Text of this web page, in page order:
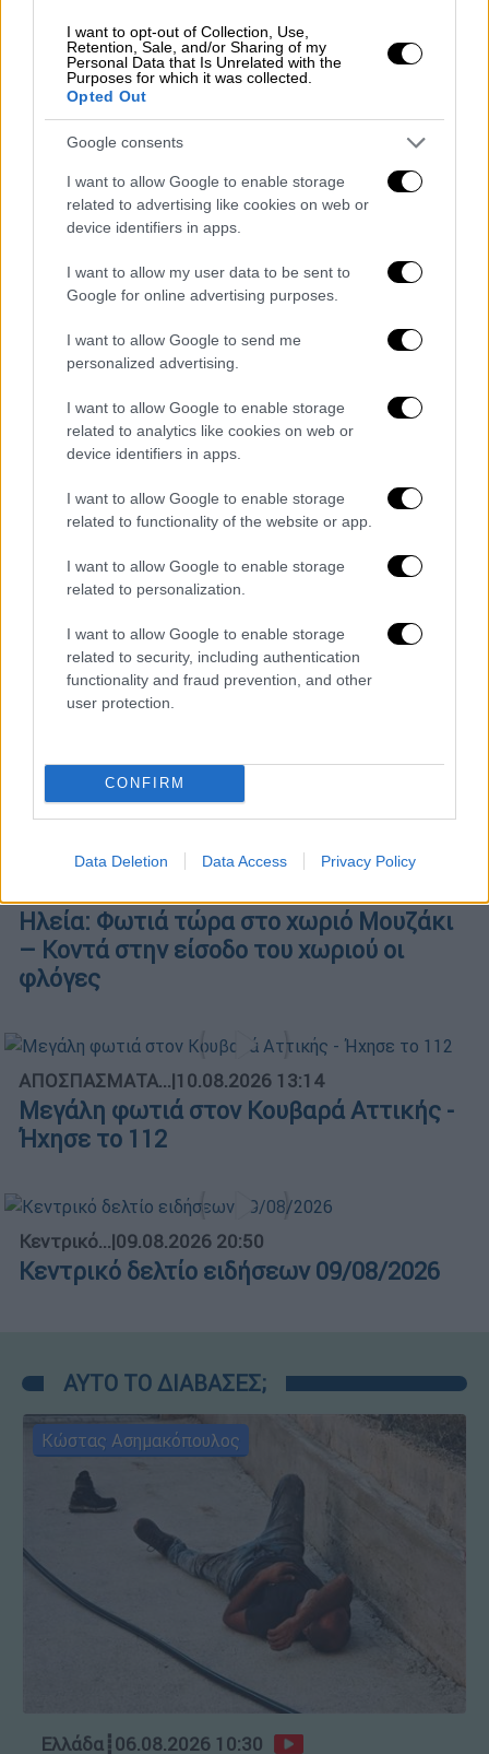
I want to opt-out of Collection, Use,
Retention, Sale, and/or Sharing of my
Personal Data that Is Unrelated with the
Purposes for which it was collected.
Opted Out
Google consents
I want to allow Google to enable storage
related to advertising like cookies on web or
device identifiers in apps.
I want to allow my user data to be sent to
Google for online advertising purposes.
I want to allow Google to send me
personalized advertising.
I want to allow Google to enable storage
related to analytics like cookies on web or
device identifiers in apps.
I want to allow Google to enable storage
related to functionality of the website or app.
I want to allow Google to enable storage
related to personalization.
I want to allow Google to enable storage
related to security, including authentication
functionality and fraud prevention, and other
user protection.
CONFIRM
Data Deletion Data Access Privacy Policy
πολεμικό πλοίο
γάτα
POPULAR VIDEOS
Μεσημεριανό...|10.08.2026 14:06
Μεσημεριανό δελτίο ειδήσεων
10/08/2026
Ώρα Ελλάδος 10/08/2026
Ηλεία: Φωτιά τώρα στο χωριό Μουζάκι
– Κοντά στην είσοδο του χωριού οι
φλόγες
ΑΠΟΣΠΑΣΜΑΤΑ...|10.08.2026 13:14
Μεγάλη φωτιά στον Κουβαρά Αττικής -
Ήχησε το 112
Κεντρικό...|09.08.2026 20:50
Κεντρικό δελτίο ειδήσεων 09/08/2026
ΑΥΤΟ ΤΟ ΔΙΑΒΑΣΕΣ;
Κώστας Ασημακόπουλος
Ελλάδα┋06.08.2026 10:30